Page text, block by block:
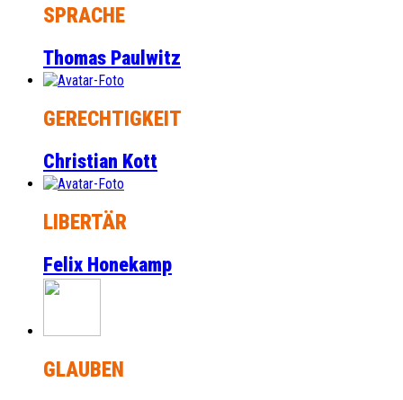
SPRACHE
Thomas Paulwitz
GERECHTIGKEIT
Christian Kott
LIBERTÄR
Felix Honekamp
GLAUBEN